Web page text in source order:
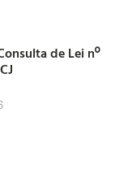
de Lei nº